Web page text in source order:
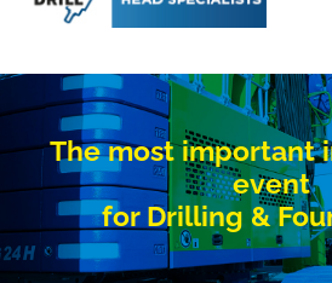
The most important
event
for Drilling &